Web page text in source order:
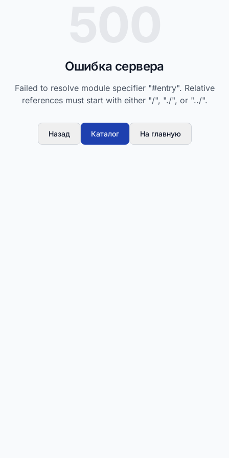
Ошибка сервера
Failed to resolve module specifier "#entry". Relative
references must start with either "/", "./", or "../".
Назад Каталог На главную